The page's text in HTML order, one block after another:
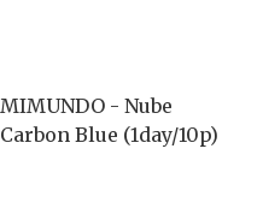
MIMUNDO - Nube
Carbon Blue (1day/10p)